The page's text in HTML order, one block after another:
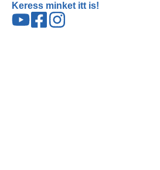
Keress minket itt is!